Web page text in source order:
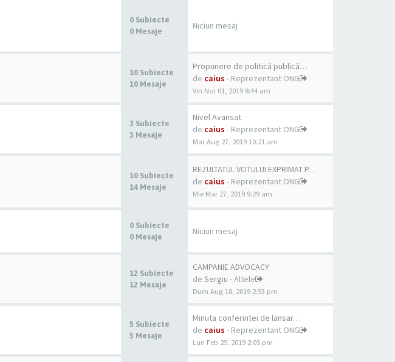
0 Subiecte
0 Mesaje
Niciun mesaj
10 Subiecte
10 Mesaje
Propunere de politică publică…
de caius - Reprezentant ONG
Vin Noi 01, 2019 8:44 am
3 Subiecte
3 Mesaje
Nivel Avansat
de caius - Reprezentant ONG
Mar Aug 27, 2019 10:21 am
10 Subiecte
14 Mesaje
REZULTATUL VOTULUI EXPRIMAT P…
de caius - Reprezentant ONG
Mie Mar 27, 2019 9:29 am
0 Subiecte
0 Mesaje
Niciun mesaj
12 Subiecte
12 Mesaje
CAMPANIE ADVOCACY
de Sergiu - Altele
Dum Aug 18, 2019 2:53 pm
5 Subiecte
5 Mesaje
Minuta conferintei de lansar…
de caius - Reprezentant ONG
Lun Feb 25, 2019 2:05 pm